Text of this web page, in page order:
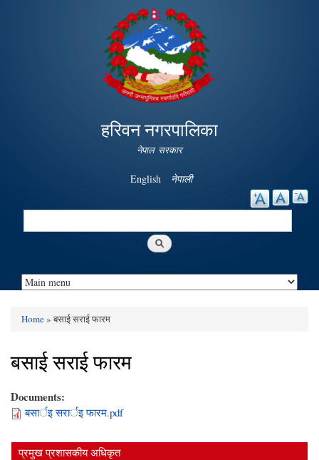
Skip to
main
content
हरिवन नगरपालिका
नेपाल सरकार
English नेपाली
Search
You are here
Home» बसाई सराई फारम
बसाई सराई फारम
Documents:
बसार्इ सरार्इ फारम.pdf
प्रमुख प्रशासकीय अधिकृत